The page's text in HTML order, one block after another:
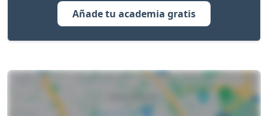
Añade tu academia gratis